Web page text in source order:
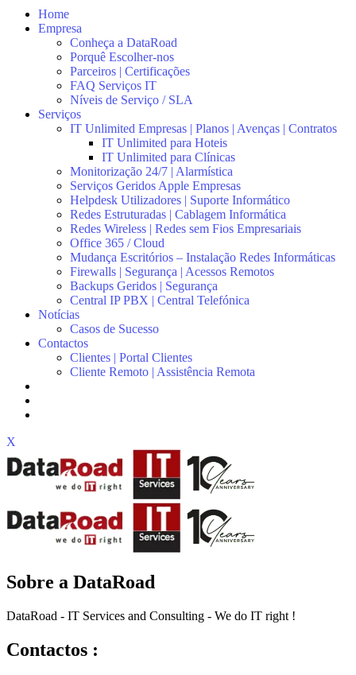
Home
Empresa
Conheça a DataRoad
Porquê Escolher-nos
Parceiros | Certificações
FAQ Serviços IT
Níveis de Serviço / SLA
Serviços
IT Unlimited Empresas | Planos | Avenças | Contratos
IT Unlimited para Hoteis
IT Unlimited para Clínicas
Monitorização 24/7 | Alarmística
Serviços Geridos Apple Empresas
Helpdesk Utilizadores | Suporte Informático
Redes Estruturadas | Cablagem Informática
Redes Wireless | Redes sem Fios Empresariais
Office 365 / Cloud
Mudança Escritórios – Instalação Redes Informáticas
Firewalls | Segurança | Acessos Remotos
Backups Geridos | Segurança
Central IP PBX | Central Telefónica
Notícias
Casos de Sucesso
Contactos
Clientes | Portal Clientes
Cliente Remoto | Assistência Remota
X
Sobre a DataRoad
DataRoad - IT Services and Consulting - We do IT right !
Contactos :